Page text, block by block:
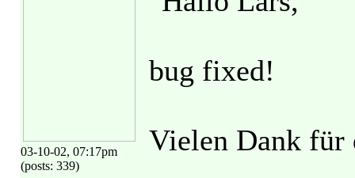
03-10-02, 07:17pm
(posts: 339)
bug fixed!
Vielen Dank für